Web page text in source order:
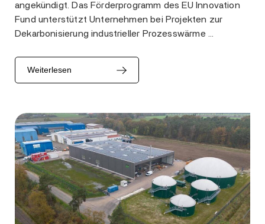
angekündigt. Das Förderprogramm des EU Innovation
Fund unterstützt Unternehmen bei Projekten zur
Dekarbonisierung industrieller Prozesswärme …
Weiterlesen